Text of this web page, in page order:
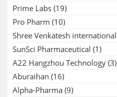
Prime Labs (19)
Pro Pharm (10)
Shree Venkatesh international
SunSci Pharmaceutical (1)
A22 Hangzhou Technology (3)
Aburaihan (16)
Alpha-Pharma (9)